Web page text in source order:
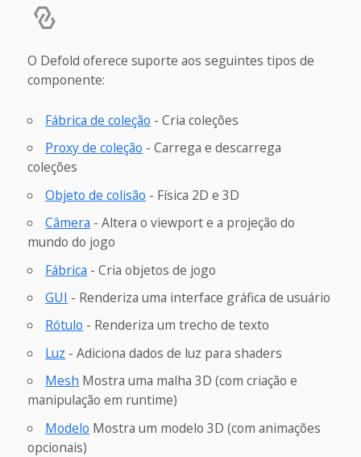
O Defold oferece suporte aos seguintes tipos de
componente:
Fábrica de coleção - Cria coleções
Proxy de coleção - Carrega e descarrega
coleções
Objeto de colisão - Física 2D e 3D
Câmera - Altera o viewport e a projeção do
mundo do jogo
Fábrica - Cria objetos de jogo
GUI - Renderiza uma interface gráfica de usuário
Rótulo - Renderiza um trecho de texto
Luz - Adiciona dados de luz para shaders
Mesh Mostra uma malha 3D (com criação e
manipulação em runtime)
Modelo Mostra um modelo 3D (com animações
opcionais)